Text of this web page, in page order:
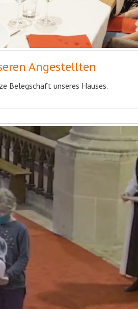
Angestellten
Belegschaft unseres Hauses.